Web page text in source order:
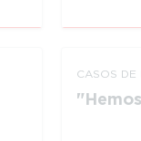
CASOS DE